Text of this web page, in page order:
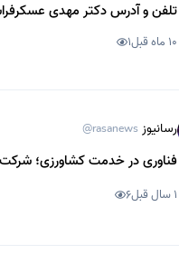
تلفن و آدرس دکتر مهدی
10 ماه قبل 1
رسانیوز @rasanews
فناوری در خدمت کشاورزی؛ شرکت
1 سال قبل 6